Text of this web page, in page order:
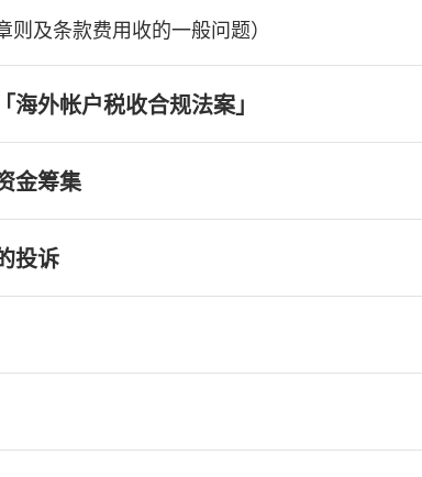
则及条款费用收的一般问题）
海外帐户税收合规法案」
金筹集
投诉